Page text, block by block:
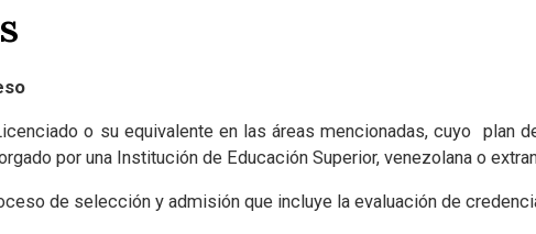
o su equivalente en las áreas mencionadas, cuyo plan
por una Institución de Educación Superior, venezolana o
de selección y admisión que incluye la evaluación de